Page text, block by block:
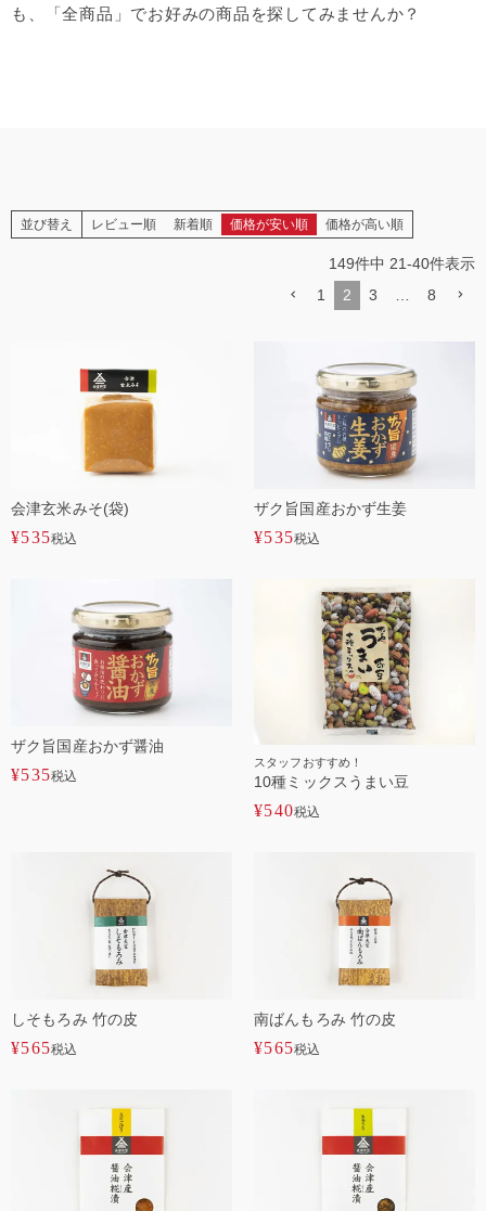
も、「全商品」でお好みの商品を探してみませんか？
並び替え レビュー順 新着順 価格が安い順 価格が高い順
149件中 21-40件表示
1
2 3 … 8
会津玄米みそ(袋)
¥535税込
ザク旨国産おかず生姜
¥535税込
ザク旨国産おかず醤油
¥535税込
スタッフおすすめ！
10種ミックスうまい豆
¥540税込
しそもろみ 竹の皮
¥565税込
南ばんもろみ 竹の皮
¥565税込